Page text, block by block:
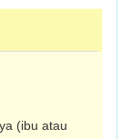
(ibu atau